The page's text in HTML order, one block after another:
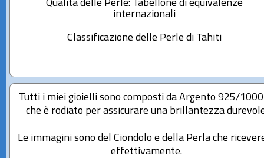
Qualità delle Perle: Tabellone di equivalenze
internazionali
Classificazione delle Perle di Tahiti
Tutti i miei gioielli sono composti da Argento 925/
che è rodiato per assicurare una brillantezza
Le immagini sono del Ciondolo e della Perla che
effettivamente.